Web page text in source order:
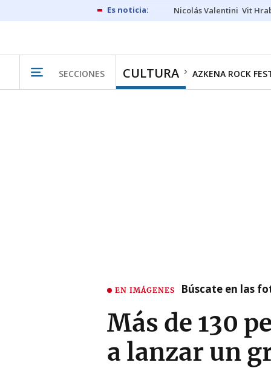
Nicolás Valentini Vit
SECCIONES CULTURA AZKENA ROCK
EN IMÁGENES Búscate en las
Más de 130
a lanzar un